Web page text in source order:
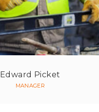
Edward Picket
MANAGER